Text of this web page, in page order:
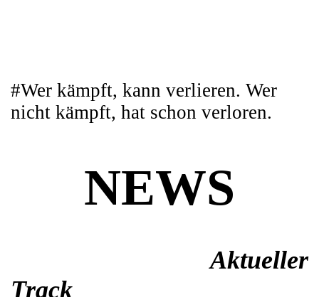
#Wer kämpft, kann verlieren. Wer
nicht kämpft, hat schon verloren.
NEWS
Aktueller
Track